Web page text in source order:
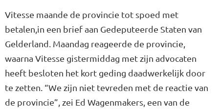
Vitesse maande de provincie tot spoed met
betalen,in een brief aan Gedeputeerde Staten van
Gelderland. Maandag reageerde de provincie,
waarna Vitesse gistermiddag met zijn advocaten
heeft besloten het kort geding daadwerkelijk door
te zetten. “We zijn niet tevreden met de reactie van
de provincie”, zei Ed Wagenmakers, een van de